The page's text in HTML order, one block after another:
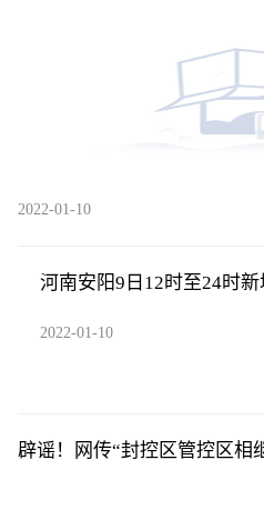
2022-01-10
河南安阳9日12时至24时
2022-01-10
辟谣！网传“封控区管控区相